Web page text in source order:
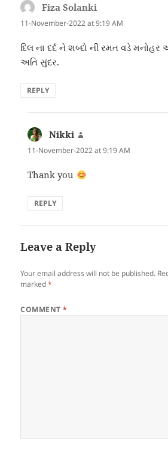
Fiza Solanki
11-November-2022 at 9:19 AM
દિલ ના દર્દ ને શબ્દો ની રમત વડે
અતિ સુંદર.
REPLY
Nikki
11-November-2022 at 9:19 AM
Thank you
REPLY
Leave a Reply
Your email address will not be published.
marked*
COMMENT*